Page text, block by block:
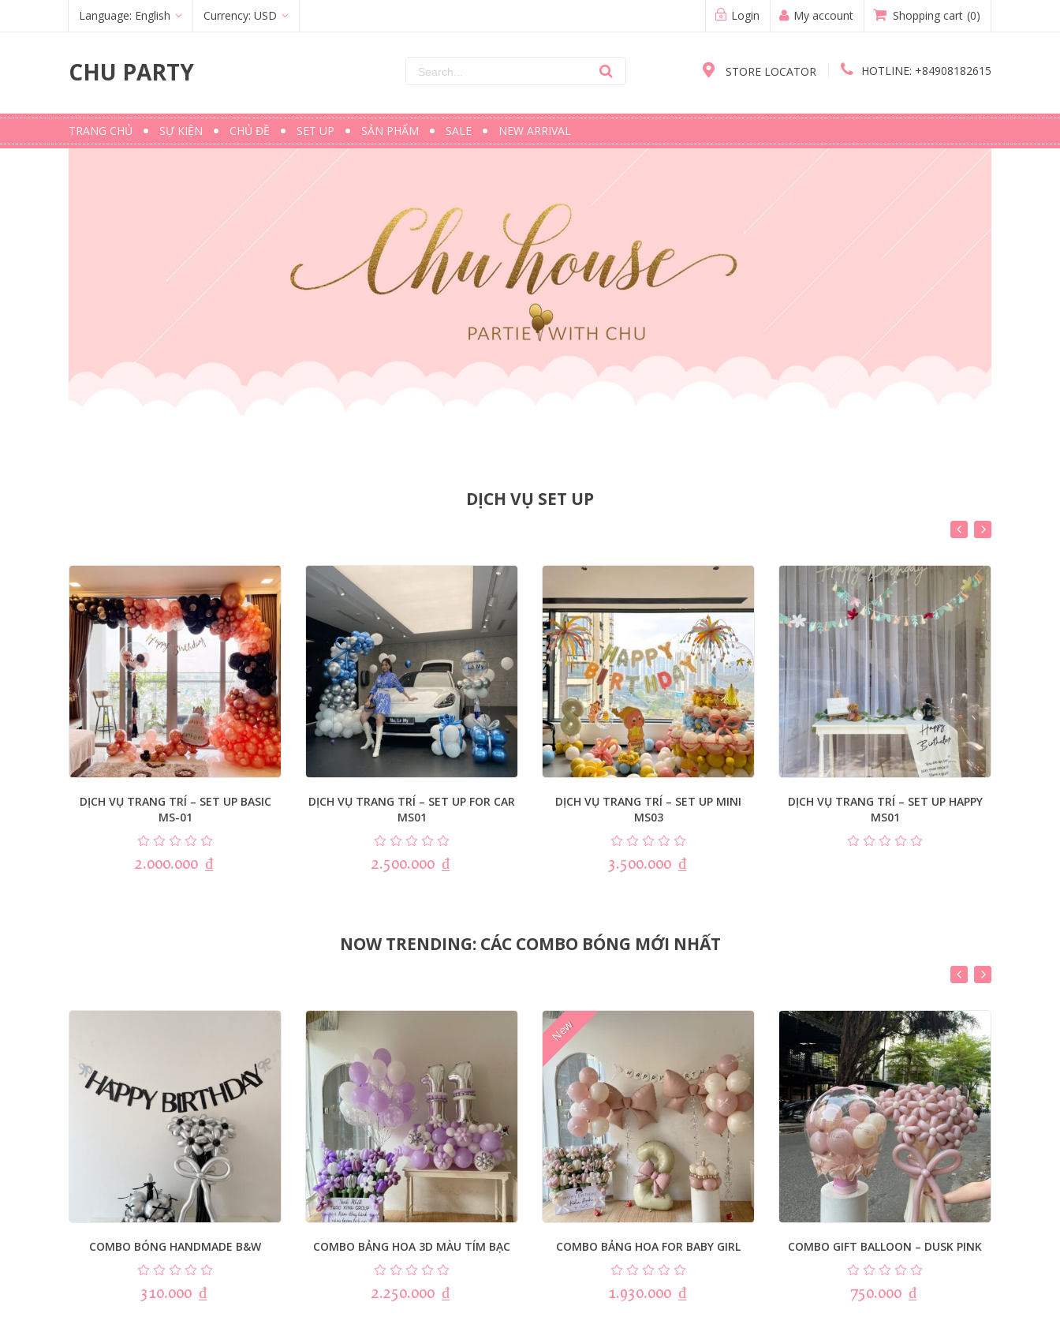
Language: English
English
Currency: USD
Login My account Shopping cart (0)
CHU PARTY STORE LOCATOR HOTLINE: +84908182615
TRANG CHỦ SỰ KIỆN CHỦ ĐỀ SET UP SẢN PHẨM SALE NEW ARRIVAL
DỊCH VỤ SET UP
DỊCH VỤ TRANG TRÍ – SET UP BASIC
MS-01
2.000.000 ₫
DỊCH VỤ TRANG TRÍ – SET UP FOR CAR
MS01
2.500.000 ₫
DỊCH VỤ TRANG TRÍ – SET UP MINI
MS03
3.500.000 ₫
DỊCH VỤ TRANG TRÍ – SET UP HAPPY
MS01
NOW TRENDING: CÁC COMBO BÓNG MỚI NHẤT
COMBO BÓNG HANDMADE B&W
310.000 ₫
COMBO BẢNG HOA 3D MÀU TÍM BẠC
2.250.000 ₫
New
COMBO BẢNG HOA FOR BABY GIRL
1.930.000 ₫
COMBO GIFT BALLOON – DUSK PINK
750.000 ₫